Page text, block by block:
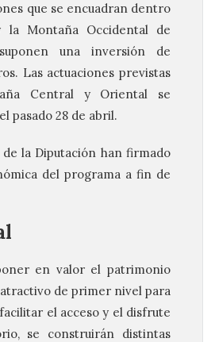
que se encuadran dentro
la Montaña Occidental de
una inversión de
Las actuaciones previstas
Central y Oriental se
pasado 28 de abril.
la Diputación han firmado
del programa a fin de
en valor el patrimonio
de primer nivel para
el acceso y el disfrute
se construirán distintas